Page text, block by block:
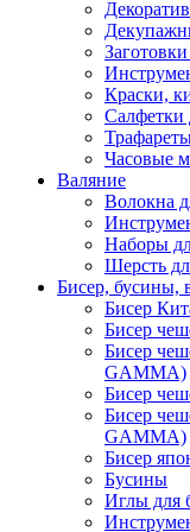
Краски,
Салфетки
Часовые
Валяние
Волокна
Наборы
Шерсть
Бисер, бусины,
Бисер
Бисер
Бисер
GAMMA)
Бисер
Бисер
GAMMA)
Бисер
Бусины
Иглы для